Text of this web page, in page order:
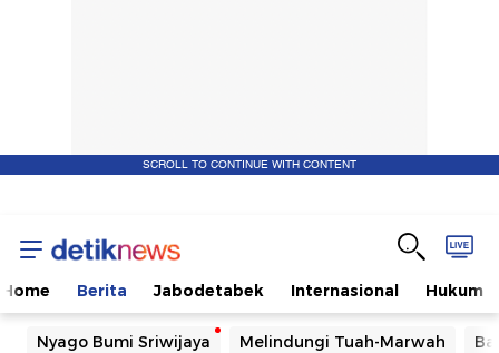
SCROLL TO CONTINUE WITH CONTENT
Home Berita Jabodetabek Internasional Hukum
Nyago Bumi Sriwijaya Melindungi Tuah-Marwah